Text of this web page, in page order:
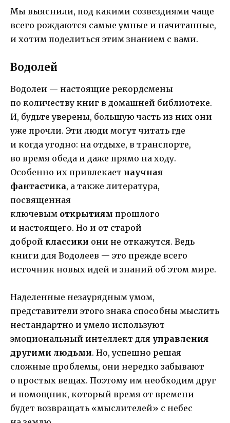
Мы выяснили, под какими созвездиями чаще
всего рождаются самые умные и начитанные,
и хотим поделиться этим знанием с вами.
Водолей
Водолеи — настоящие рекордсмены
по количеству книг в домашней библиотеке.
И, будьте уверены, большую часть из них они
уже прочли. Эти люди могут читать где
и когда угодно: на отдыхе, в транспорте,
во время обеда и даже прямо на ходу.
Особенно их привлекает научная
фантастика, а также литература,
посвященная
ключевым открытиям прошлого
и настоящего. Но и от старой
доброй классики они не откажутся. Ведь
книги для Водолеев — это прежде всего
источник новых идей и знаний об этом мире.
Наделенные незаурядным умом,
представители этого знака способны мыслить
нестандартно и умело используют
эмоциональный интеллект для управления
другими людьми. Но, успешно решая
сложные проблемы, они нередко забывают
о простых вещах. Поэтому им необходим друг
и помощник, который время от времени
будет возвращать «мыслителей» с небес